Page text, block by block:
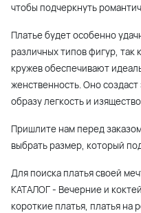
чтобы подчеркнуть
Платье будет особенно
различных типов фигур, так
кружев обеспечивают
женственность. Оно
образу легкость и
Пришлите нам перед
выбрать размер, который
Для поиска платья своей
КАТАЛОГ - Вечерние и
короткие платья, платья на